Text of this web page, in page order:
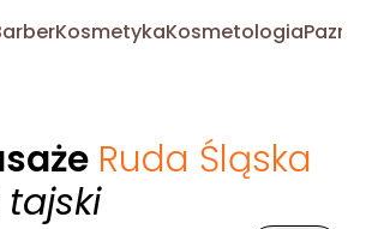
KosmetykaKosmetologia
Ruda Śląska